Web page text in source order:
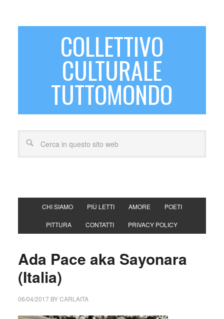
COLLETTIVO
CULTURALE
TUTTOMONDO
CHI SIAMO PIÙ LETTI AMORE POETI
PITTURA CONTATTI PRIVACY POLICY
Ada Pace aka Sayonara
(Italia)
06/04/2017BYCARLAITA